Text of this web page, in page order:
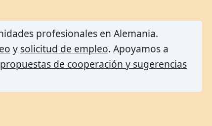
profesionales en Alemania.
y solicitud de empleo. Apoyamos a
propuestas de cooperación y sugerencias